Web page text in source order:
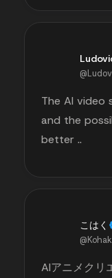
The AI video
and the
better ..
こはく
AIアニメクリ